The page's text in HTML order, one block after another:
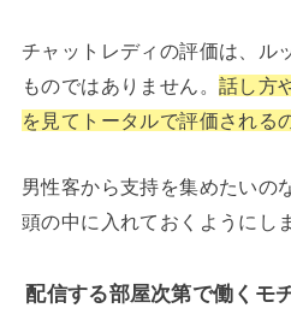
チャットレディの評価は、ル
ものではありません。話し方
を見てトータルで評価される
男性客から支持を集めたいの
頭の中に入れておくようにし
配信する部屋次第で働くモ